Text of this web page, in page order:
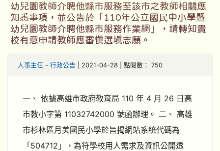
幼兒園教師介聘他縣市服務至該市之教師相關應
知悉事項，並公告於「110年公立國民中小學暨
幼兒園教師介聘他縣市服務作業網」，請轉知貴
校有意申請教師應審慎選填志願。
人事主任 - 行政公告 | 2021-04-28 | 點閱數： 750
一、 依據高雄市政府教育局 110 年 4 月 26 日高
市教小字第 11032742000 號函辦理。 二、 高雄
市杉林區月美國民小學於旨揭網站系統代碼為
「504712」，為符學校用人需求及資訊公開透